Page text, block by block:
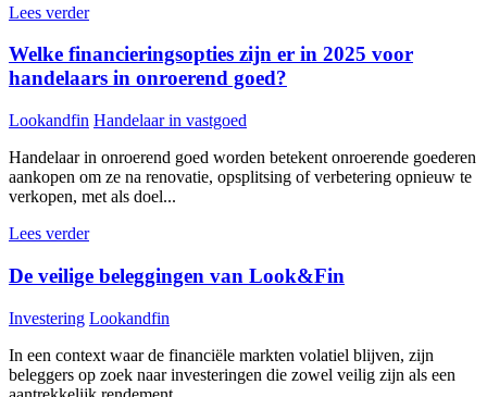
Lees verder
Welke financieringsopties zijn er in 2025 voor
handelaars in onroerend goed?
Lookandfin Handelaar in vastgoed
Handelaar in onroerend goed worden betekent onroerende goederen
aankopen om ze na renovatie, opsplitsing of verbetering opnieuw te
verkopen, met als doel...
Lees verder
De veilige beleggingen van Look&Fin
Investering Lookandfin
In een context waar de financiële markten volatiel blijven, zijn
beleggers op zoek naar investeringen die zowel veilig zijn als een